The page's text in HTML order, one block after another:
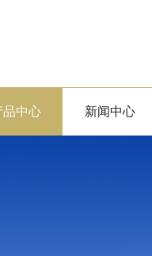
品中心 新闻中心